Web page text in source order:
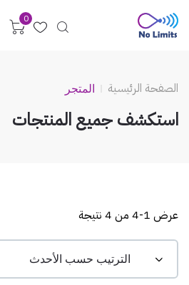
0
الصفحة الرئيسية المتجر
استكشف جميع المنتجات
عرض 1-4 من 4 نتيجة